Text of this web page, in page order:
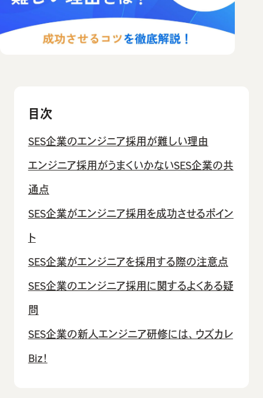
目次
SES企業のエンジニア採用が難しい理由
エンジニア採用がうまくいかないSES企業の共
通点
SES企業がエンジニア採用を成功させるポイン
ト
SES企業がエンジニアを採用する際の注意点
SES企業のエンジニア採用に関するよくある疑
問
SES企業の新人エンジニア研修には、ウズカレ
Biz！